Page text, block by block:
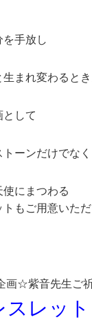
手放し
まれ変わるとき
として
ーンだけでなく
にまつわる
もご用意いただ
画☆紫音先生ご
レット